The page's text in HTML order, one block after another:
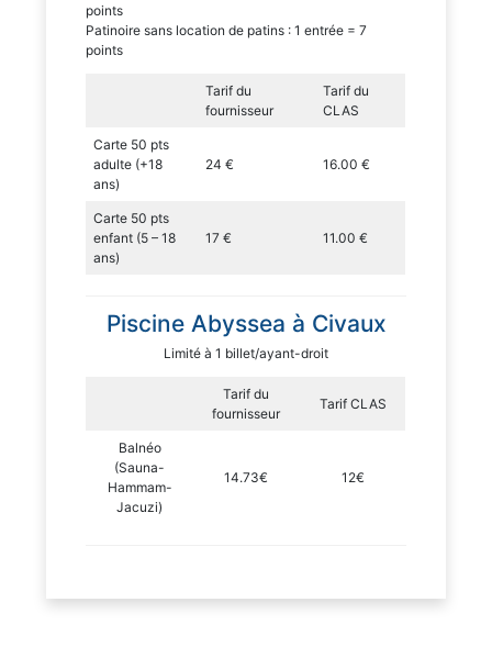
points
Patinoire sans location de patins : 1 entrée = 7
points
Tarif du
fournisseur
Tarif du
CLAS
Carte 50 pts
adulte (+18
ans)
24 € 16.00 €
Carte 50 pts
enfant (5 – 18
ans)
17 € 11.00 €
Piscine Abyssea à Civaux
Limité à 1 billet/ayant-droit
Tarif du
fournisseur
Tarif CLAS
Balnéo
(Sauna-
Hammam-
Jacuzi)
14.73€ 12€